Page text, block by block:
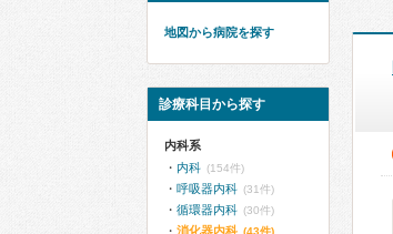
地図から病院を探す
診療科目から探す
内科系
内科 (154件)
呼吸器内科 (31件)
循環器内科 (30件)
消化器内科 (43件)